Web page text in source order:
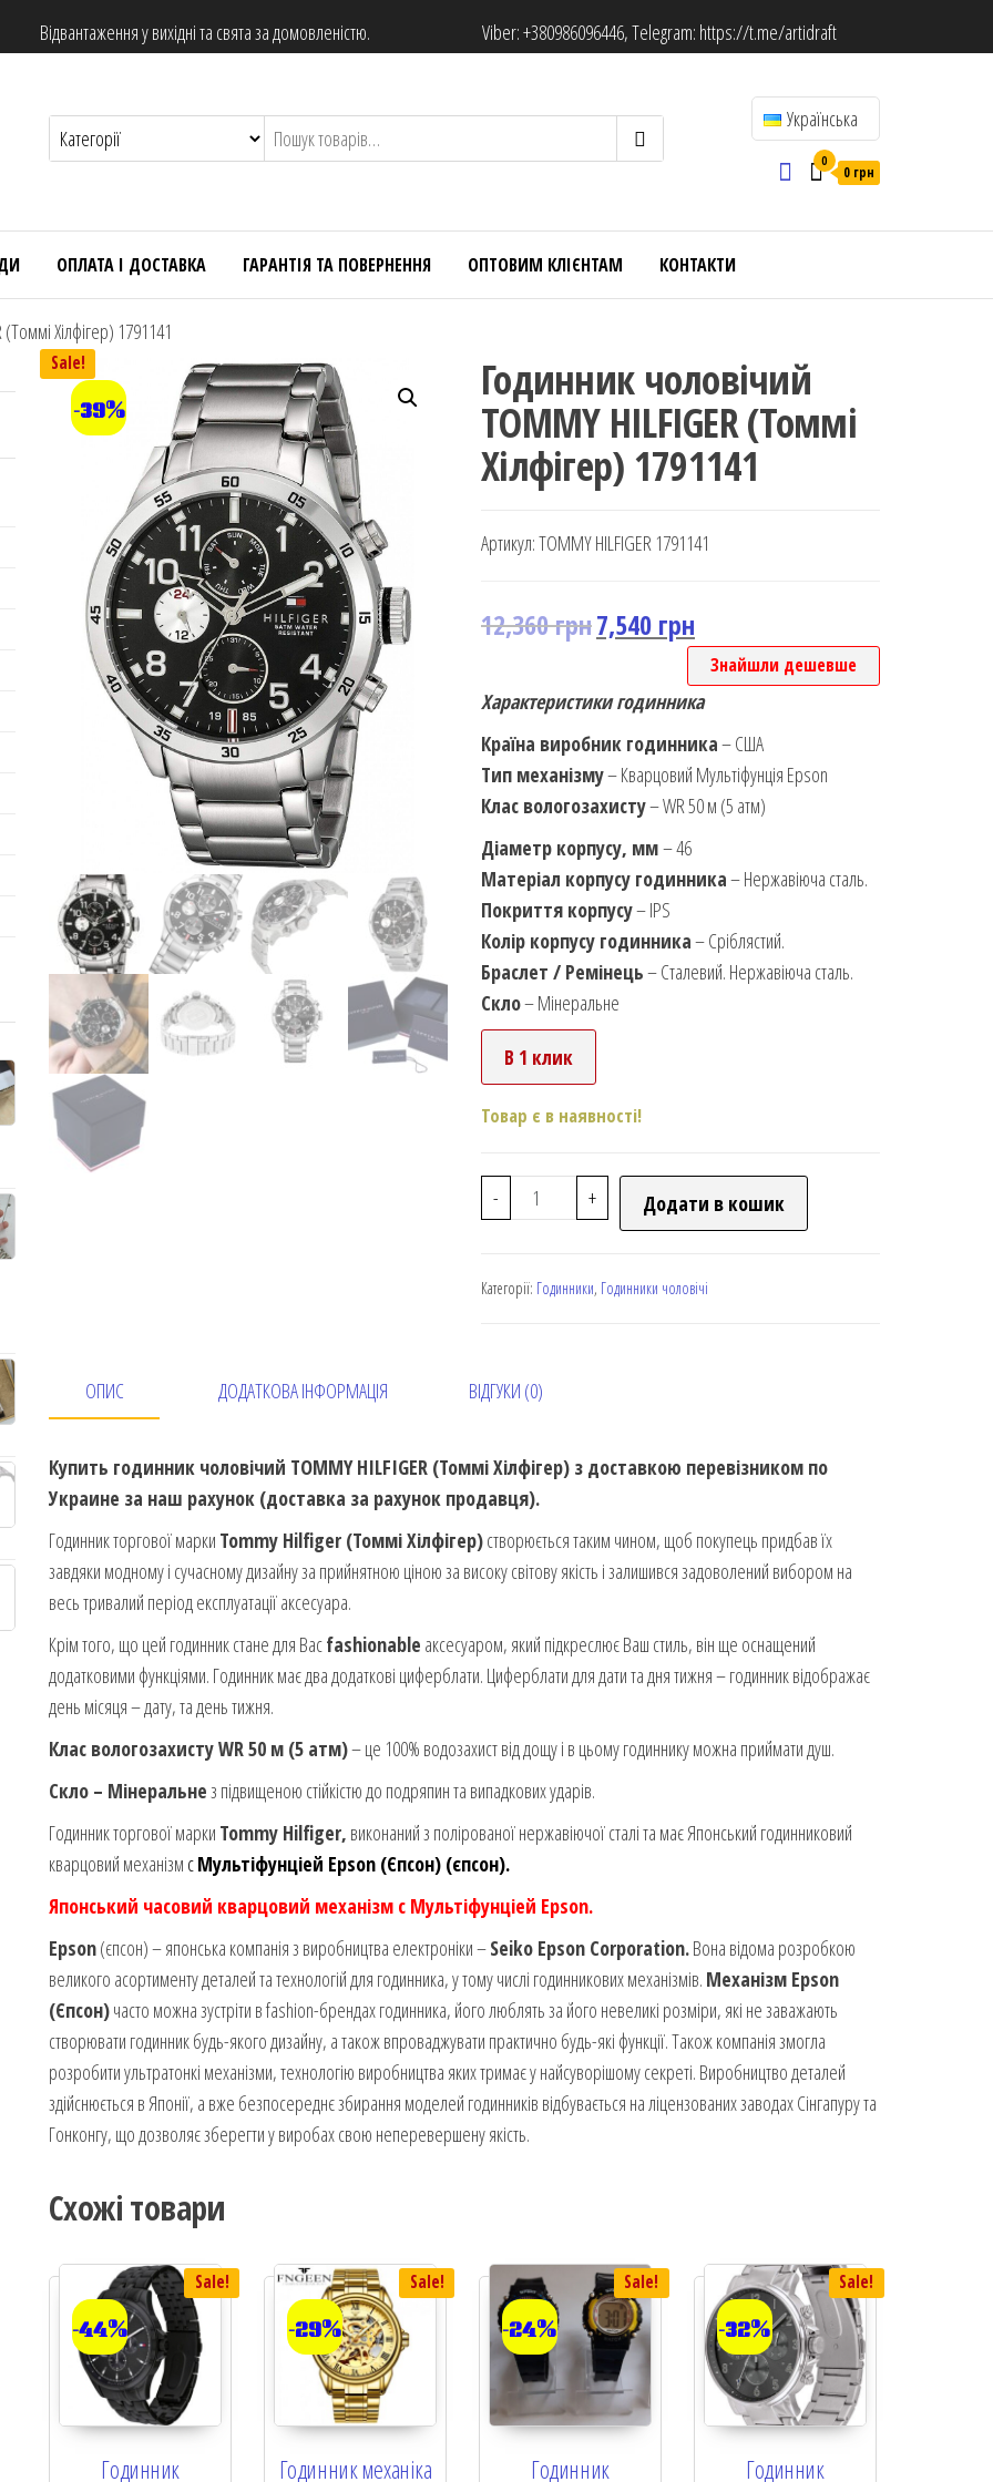
Відвантаження у вихідні та свята за домовленістю. Viber:+380986096446, Telegram: https://t.me/artidraft
Українська
0
0 грн
ОПЛАТА І ДОСТАВКА ГАРАНТІЯ ТА ПОВЕРНЕННЯ ОПТОВИМ КЛІЄНТАМ КОНТАКТИ
Хілфігер) 1791141
Sale!
-39%
Годинник чоловічий
TOMMY HILFIGER (Томмі
Хілфігер) 1791141
Артикул:TOMMY HILFIGER 1791141
12,360грн7,540 грн
Знайшли дешевше
Характеристики годинника
Країна виробник годинника– США
Тип механізму– Кварцовий Мультіфунція Epson
Клас вологозахисту– WR 50 м (5 атм)
Діаметр корпусу, мм– 46
Матеріал корпусу годинника– Нержавіюча сталь.
Покриття корпусу– IPS
Колір корпусу годинника– Сріблястий.
Браслет / Ремінець– Сталевий. Нержавіюча сталь.
Скло– Мінеральне
В 1 клик
Товар є в наявності!
- + Додати в кошик
Категорії: Годинники, Годинники чоловічі
ОПИС ДОДАТКОВА ІНФОРМАЦІЯ ВІДГУКИ (0)
Купить годинник чоловічий TOMMY HILFIGER (Томмі Хілфігер) з доставкою перевізником по
Украине за наш рахунок (доставка за рахунок продавця).
Годинник торгової марки Tommy Hilfiger (Томмі Хілфігер)створюється таким чином, щоб покупець придбав їх
завдяки модному і сучасному дизайну за прийнятною ціною за високу світову якість і залишився задоволений вибором на
весь тривалий період експлуатації аксесуара.
Крім того, що цей годинник стане для Васfashionable аксесуаром, який підкреслює Ваш стиль, він ще оснащений
додатковими функціями. Годинник має два додаткові циферблати. Циферблати для дати та дня тижня – годинник відображає
день місяця – дату, та день тижня.
Клас вологозахисту WR 50 м (5 атм)– це 100% водозахист від дощу і в цьому годиннику можна приймати душ.
Скло – Мінеральнез підвищеною стійкістю до подряпин та випадкових ударів.
Годинник торгової марки Tommy Hilfiger, виконаний з полірованої нержавіючої сталі та має Японський годинниковий
кварцовий механізм сМультіфунціей Epson (Єпсон) (єпсон).
Японський часовий кварцовий механізм с Мультіфунціей Epson.
Epson(єпсон) – японська компанія з виробництва електроніки –Seiko Epson Corporation.Вона відома розробкою
великого асортименту деталей та технологій для годинника, у тому числі годинникових механізмів. Механізм Epson
(Єпсон)часто можна зустріти в fashion-брендах годинника, його люблять за його невеликі розміри, які не заважають
створювати годинник будь-якого дизайну, а також впроваджувати практично будь-які функції. Також компанія змогла
розробити ультратонкі механізми, технологію виробництва яких тримає у найсуворішому секреті. Виробництво деталей
здійснюється в Японії, а вже безпосереднє збирання моделей годинників відбувається на ліцензованих заводах Сінгапуру та
Гонконгу, що дозволяє зберегти у виробах свою неперевершену якість.
Схожі товари
Sale!
-44%
Годинник
Sale!
-29%
Годинник механіка
Sale!
-24%
Годинник
Sale!
-32%
Годинник